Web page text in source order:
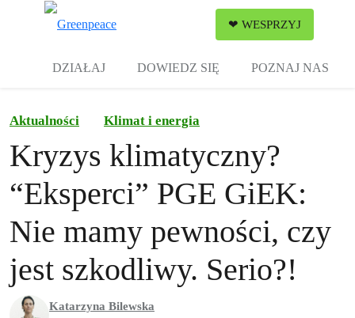
❤ WESPRZYJ
DZIAŁAJ DOWIEDZ SIĘ POZNAJ NAS
Aktualności Klimat i energia
Kryzys klimatyczny?
“Eksperci” PGE GiEK:
Nie mamy pewności, czy
jest szkodliwy. Serio?!
Katarzyna Bilewska